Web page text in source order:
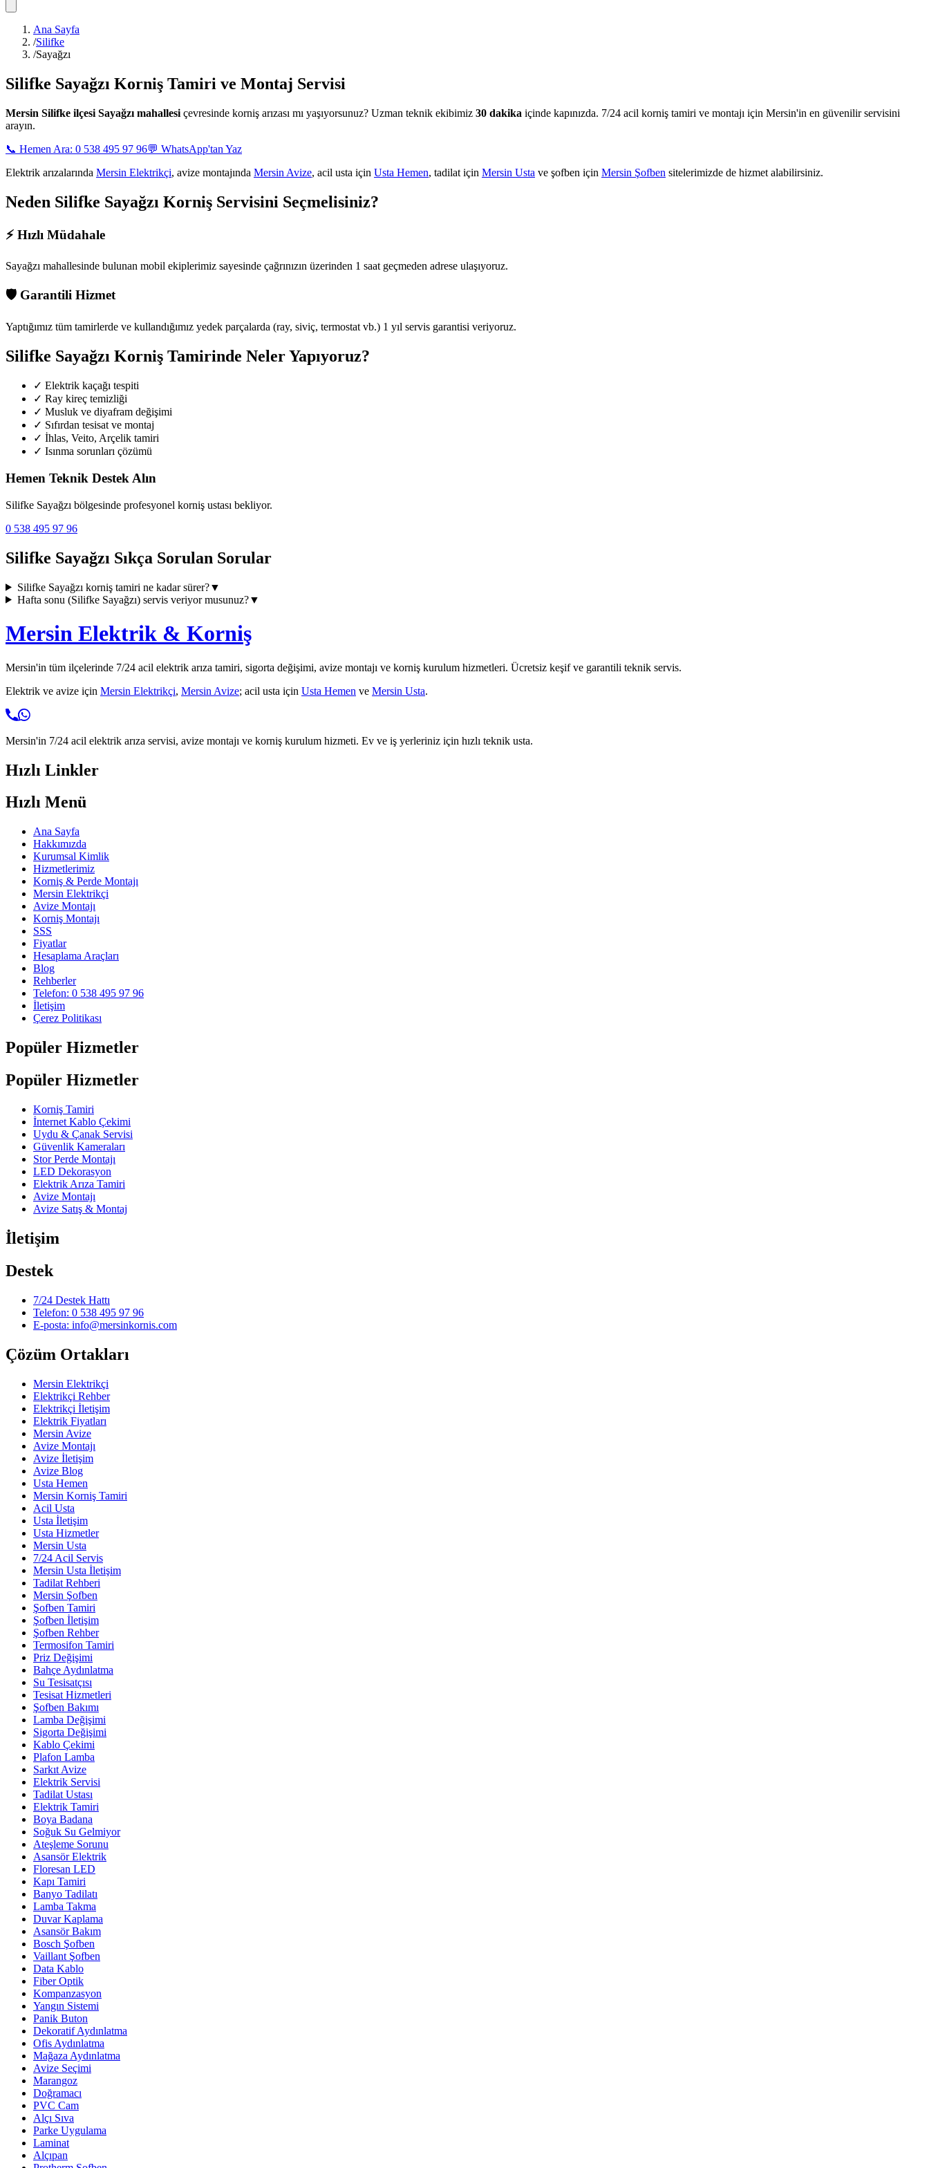
Ana Sayfa
/Silifke
/Sayağzı
Silifke Sayağzı Korniş Tamiri ve Montaj Servisi
Mersin Silifke ilçesi Sayağzı mahallesi çevresinde korniş arızası mı yaşıyorsunuz? Uzman teknik ekibimiz 30 dakika içinde kapınızda. 7/24 acil korniş tamiri ve montajı için Mersin'in en güvenilir servisini
arayın.
📞 Hemen Ara: 0 538 495 97 96💬 WhatsApp'tan Yaz
Elektrik arızalarında Mersin Elektrikçi, avize montajında Mersin Avize, acil usta için Usta Hemen, tadilat için Mersin Usta ve şofben için Mersin Şofben sitelerimizde de hizmet alabilirsiniz.
Neden Silifke Sayağzı Korniş Servisini Seçmelisiniz?
⚡ Hızlı Müdahale
Sayağzı mahallesinde bulunan mobil ekiplerimiz sayesinde çağrınızın üzerinden 1 saat geçmeden adrese ulaşıyoruz.
🛡️ Garantili Hizmet
Yaptığımız tüm tamirlerde ve kullandığımız yedek parçalarda (ray, siviç, termostat vb.) 1 yıl servis garantisi veriyoruz.
Silifke Sayağzı Korniş Tamirinde Neler Yapıyoruz?
✓ Elektrik kaçağı tespiti
✓ Ray kireç temizliği
✓ Musluk ve diyafram değişimi
✓ Sıfırdan tesisat ve montaj
✓ İhlas, Veito, Arçelik tamiri
✓ Isınma sorunları çözümü
Hemen Teknik Destek Alın
Silifke Sayağzı bölgesinde profesyonel korniş ustası bekliyor.
0 538 495 97 96
Silifke Sayağzı Sıkça Sorulan Sorular
Silifke Sayağzı korniş tamiri ne kadar sürer?▼
Hafta sonu (Silifke Sayağzı) servis veriyor musunuz?▼
Mersin Elektrik & Korniş
Mersin'in tüm ilçelerinde 7/24 acil elektrik arıza tamiri, sigorta değişimi, avize montajı ve korniş kurulum hizmetleri. Ücretsiz keşif ve garantili teknik servis.
Elektrik ve avize için Mersin Elektrikçi, Mersin Avize; acil usta için Usta Hemen ve Mersin Usta.
Mersin'in 7/24 acil elektrik arıza servisi, avize montajı ve korniş kurulum hizmeti. Ev ve iş yerleriniz için hızlı teknik usta.
Hızlı Linkler
Hızlı Menü
Ana Sayfa
Hakkımızda
Kurumsal Kimlik
Hizmetlerimiz
Korniş & Perde Montajı
Mersin Elektrikçi
Avize Montajı
Korniş Montajı
SSS
Fiyatlar
Hesaplama Araçları
Blog
Rehberler
Telefon: 0 538 495 97 96
İletişim
Çerez Politikası
Popüler Hizmetler
Popüler Hizmetler
Korniş Tamiri
İnternet Kablo Çekimi
Uydu & Çanak Servisi
Güvenlik Kameraları
Stor Perde Montajı
LED Dekorasyon
Elektrik Arıza Tamiri
Avize Montajı
Avize Satış & Montaj
İletişim
Destek
7/24 Destek Hattı
Telefon: 0 538 495 97 96
E-posta: info@mersinkornis.com
Çözüm Ortakları
Mersin Elektrikçi
Elektrikçi Rehber
Elektrikçi İletişim
Elektrik Fiyatları
Mersin Avize
Avize Montajı
Avize İletişim
Avize Blog
Usta Hemen
Mersin Korniş Tamiri
Acil Usta
Usta İletişim
Usta Hizmetler
Mersin Usta
7/24 Acil Servis
Mersin Usta İletişim
Tadilat Rehberi
Mersin Şofben
Şofben Tamiri
Şofben İletişim
Şofben Rehber
Termosifon Tamiri
Priz Değişimi
Bahçe Aydınlatma
Su Tesisatçısı
Tesisat Hizmetleri
Şofben Bakımı
Lamba Değişimi
Sigorta Değişimi
Kablo Çekimi
Plafon Lamba
Sarkıt Avize
Elektrik Servisi
Tadilat Ustası
Elektrik Tamiri
Boya Badana
Soğuk Su Gelmiyor
Ateşleme Sorunu
Asansör Elektrik
Floresan LED
Kapı Tamiri
Banyo Tadilatı
Lamba Takma
Duvar Kaplama
Asansör Bakım
Bosch Şofben
Vaillant Şofben
Data Kablo
Fiber Optik
Kompanzasyon
Yangın Sistemi
Panik Buton
Dekoratif Aydınlatma
Ofis Aydınlatma
Mağaza Aydınlatma
Avize Seçimi
Marangoz
Doğramacı
PVC Cam
Alçı Sıva
Parke Uygulama
Laminat
Alçıpan